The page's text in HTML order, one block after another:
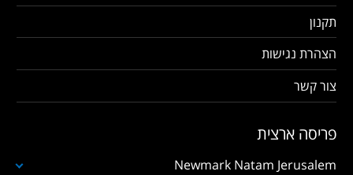
תקנון
הצהרת נגישות
צור קשר
פריסה ארצית
Newmark Natam Jerusalem